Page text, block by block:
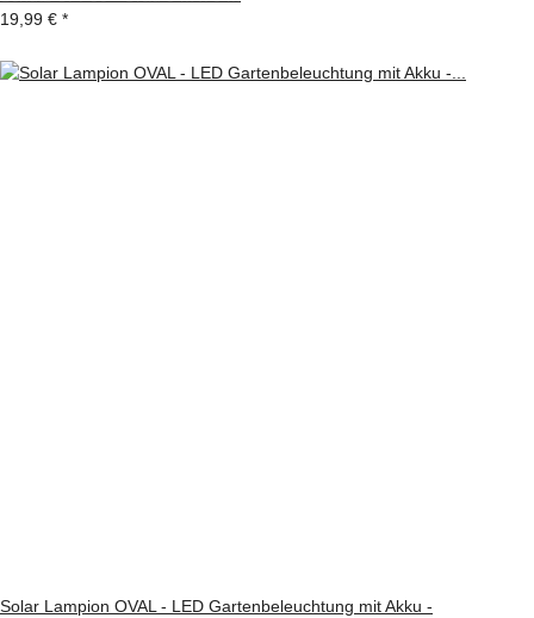
19,99 € *
Solar Lampion OVAL - LED Gartenbeleuchtung mit Akku -